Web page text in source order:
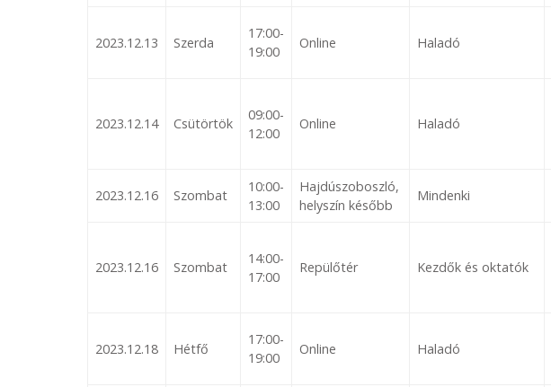
2023.12.13 Szerda
17:00-
19:00
Online Haladó
2023.12.14 Csütörtök
09:00-
12:00
Online Haladó
2023.12.16 Szombat
10:00-
13:00
Hajdúszoboszló,
helyszín később
Mindenki
2023.12.16 Szombat
14:00-
17:00
Repülőtér Kezdők és oktatók
2023.12.18 Hétfő
17:00-
19:00
Online Haladó